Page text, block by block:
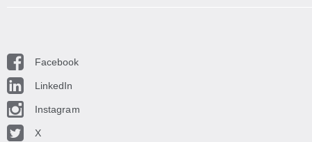
Facebook
LinkedIn
Instagram
X